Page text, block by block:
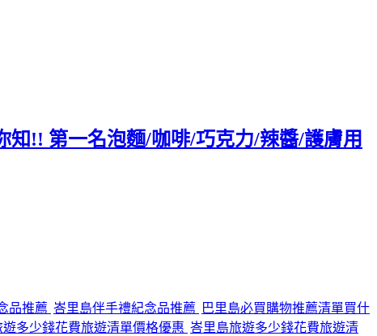
知!! 第一名泡麵/咖啡/巧克力/辣醬/護膚用
品推薦 峇里島伴手禮紀念品推薦
巴里島必買購物推薦清單買什
遊多少錢花費旅遊清單價格優惠 峇里島旅遊多少錢花費旅遊清